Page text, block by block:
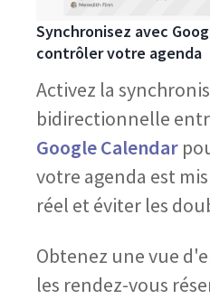
Synchronisez avec
contrôler votre agenda
Activez la
bidirectionnelle
Google Calendar
votre agenda est
réel et éviter les
Obtenez une vue
les rendez-vous